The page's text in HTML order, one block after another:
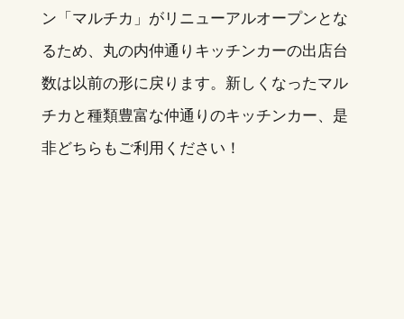
ン「マルチカ」がリニューアルオープンとな
るため、丸の内仲通りキッチンカーの出店台
数は以前の形に戻ります。新しくなったマル
チカと種類豊富な仲通りのキッチンカー、是
非どちらもご利用ください！